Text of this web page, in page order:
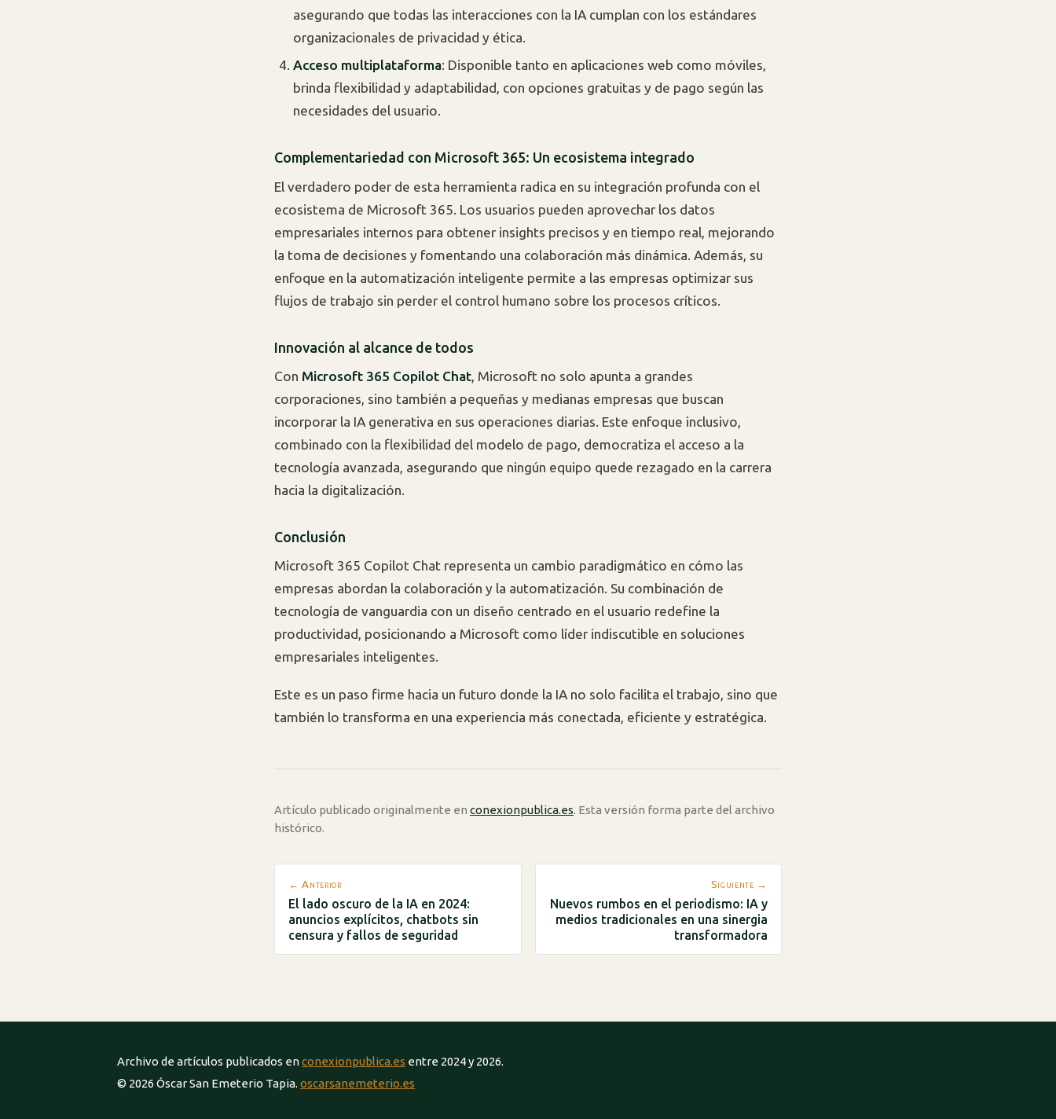
asegurando que todas las interacciones con la IA cumplan con los estándares
organizacionales de privacidad y ética.
Acceso multiplataforma: Disponible tanto en aplicaciones web como móviles,
brinda flexibilidad y adaptabilidad, con opciones gratuitas y de pago según las
necesidades del usuario.
Complementariedad con Microsoft 365: Un ecosistema integrado
El verdadero poder de esta herramienta radica en su integración profunda con el
ecosistema de Microsoft 365. Los usuarios pueden aprovechar los datos
empresariales internos para obtener insights precisos y en tiempo real, mejorando
la toma de decisiones y fomentando una colaboración más dinámica. Además, su
enfoque en la automatización inteligente permite a las empresas optimizar sus
flujos de trabajo sin perder el control humano sobre los procesos críticos.
Innovación al alcance de todos
Con Microsoft 365 Copilot Chat , Microsoft no solo apunta a grandes
corporaciones, sino también a pequeñas y medianas empresas que buscan
incorporar la IA generativa en sus operaciones diarias. Este enfoque inclusivo,
combinado con la flexibilidad del modelo de pago, democratiza el acceso a la
tecnología avanzada, asegurando que ningún equipo quede rezagado en la carrera
hacia la digitalización.
Conclusión
Microsoft 365 Copilot Chat representa un cambio paradigmático en cómo las
empresas abordan la colaboración y la automatización. Su combinación de
tecnología de vanguardia con un diseño centrado en el usuario redefine la
productividad, posicionando a Microsoft como líder indiscutible en soluciones
empresariales inteligentes.
Este es un paso firme hacia un futuro donde la IA no solo facilita el trabajo, sino que
también lo transforma en una experiencia más conectada, eficiente y estratégica.
Artículo publicado originalmente en conexionpublica.es. Esta versión forma parte del archivo
histórico.
← Anterior
El lado oscuro de la IA en 2024:
anuncios explícitos, chatbots sin
censura y fallos de seguridad
Siguiente →
Nuevos rumbos en el periodismo: IA y
medios tradicionales en una sinergia
transformadora
Archivo de artículos publicados enconexionpublica.es entre 2024 y 2026.
© 2026 Óscar San Emeterio Tapia.oscarsanemeterio.es